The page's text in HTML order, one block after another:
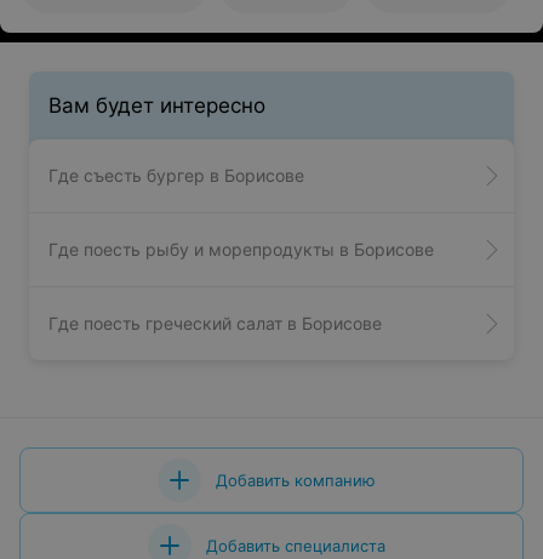
Вам будет интересно
Где съесть бургер в Борисове
Где поесть рыбу и морепродукты в Борисове
Где поесть греческий салат в Борисове
Добавить компанию
Добавить специалиста